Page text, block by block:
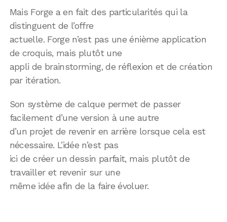
Mais Forge a en fait des particularités qui la
distinguent de l’offre
actuelle. Forge n’est pas une énième application
de croquis, mais plutôt une
appli de brainstorming, de réflexion et de création
par itération.
Son système de calque permet de passer
facilement d’une version à une autre
d’un projet de revenir en arrière lorsque cela est
nécessaire. L’idée n’est pas
ici de créer un dessin parfait, mais plutôt de
travailler et revenir sur une
même idée afin de la faire évoluer.